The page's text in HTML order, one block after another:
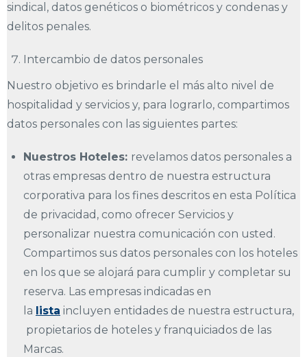
sindical, datos genéticos o biométricos y condenas y
delitos penales.
Intercambio de datos personales
Nuestro objetivo es brindarle el más alto nivel de
hospitalidad y servicios y, para lograrlo, compartimos
datos personales con las siguientes partes:
Nuestros Hoteles: revelamos datos personales a
otras empresas dentro de nuestra estructura
corporativa para los fines descritos en esta Política
de privacidad, como ofrecer Servicios y
personalizar nuestra comunicación con usted.
Compartimos sus datos personales con los hoteles
en los que se alojará para cumplir y completar su
reserva. Las empresas indicadas en
la lista incluyen entidades de nuestra estructura,
propietarios de hoteles y franquiciados de las
Marcas.